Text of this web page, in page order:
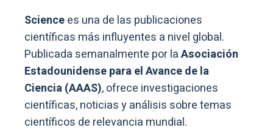
Sciencees una de las publicaciones
científicas más influyentes a nivel global.
Publicada semanalmente por laAsociación
Estadounidense para el Avance de la
Ciencia (AAAS), ofrece investigaciones
científicas, noticias y análisis sobre temas
científicos de relevancia mundial.